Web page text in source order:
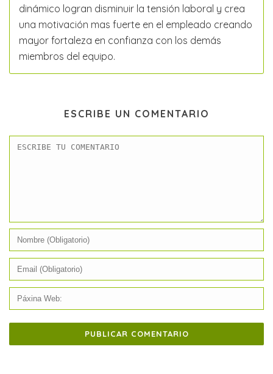
dinámico logran disminuir la tensión laboral y crea
una motivación mas fuerte en el empleado creando
mayor fortaleza en confianza con los demás
miembros del equipo.
ESCRIBE UN COMENTARIO